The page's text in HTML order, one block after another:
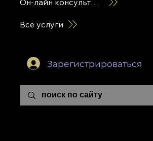
Все услуги
Зарегистрироваться